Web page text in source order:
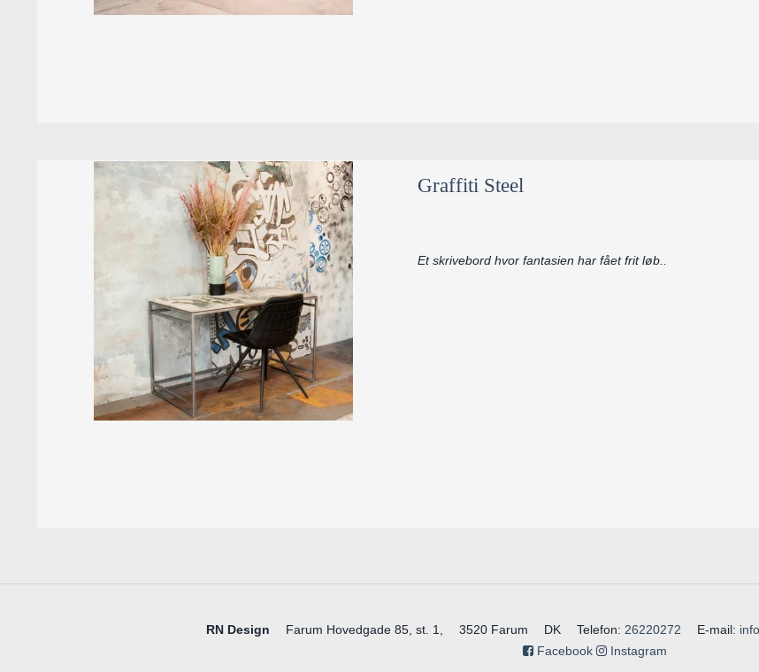
Graffiti Steel
Et skrivebord hvor fantasien har fået frit løb..
RN Design Farum Hovedgade 85, st. 1, 3520 Farum DK Telefon: 26220272 E-mail:
Facebook
Instagram